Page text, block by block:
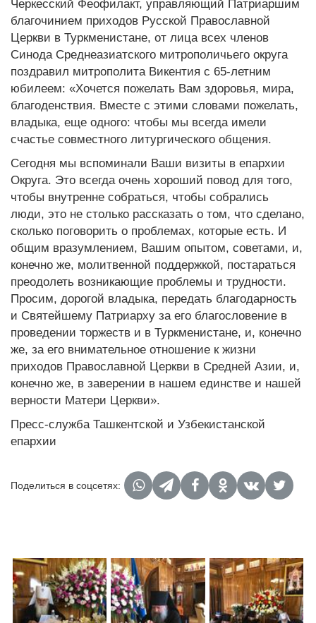
Черкесский Феофилакт, управляющий Патриаршим
благочинием приходов Русской Православной
Церкви в Туркменистане, от лица всех членов
Синода Среднеазиатского митрополичьего округа
поздравил митрополита Викентия с 65-летним
юбилеем: «Хочется пожелать Вам здоровья, мира,
благоденствия. Вместе с этими словами пожелать,
владыка, еще одного: чтобы мы всегда имели
счастье совместного литургического общения.
Сегодня мы вспоминали Ваши визиты в епархии
Округа. Это всегда очень хороший повод для того,
чтобы внутренне собраться, чтобы собрались
люди, это не столько рассказать о том, что сделано,
сколько поговорить о проблемах, которые есть. И
общим вразумлением, Вашим опытом, советами, и,
конечно же, молитвенной поддержкой, постараться
преодолеть возникающие проблемы и трудности.
Просим, дорогой владыка, передать благодарность
и Святейшему Патриарху за его благословение в
проведении торжеств и в Туркменистане, и, конечно
же, за его внимательное отношение к жизни
приходов Православной Церкви в Средней Азии, и,
конечно же, в заверении в нашем единстве и нашей
верности Матери Церкви».
Пресс-служба Ташкентской и Узбекистанской
епархии
Поделиться в соцсетях: